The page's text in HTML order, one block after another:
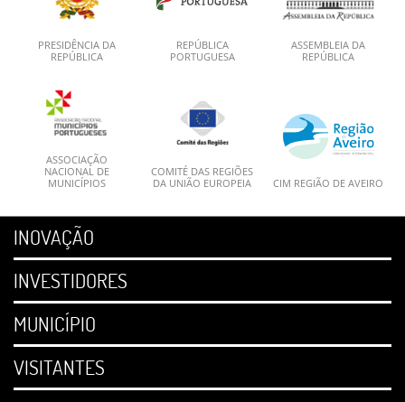
PRESIDÊNCIA DA
REPÚBLICA
REPÚBLICA
PORTUGUESA
ASSEMBLEIA DA
REPÚBLICA
ASSOCIAÇÃO
NACIONAL DE
MUNICÍPIOS
COMITÉ DAS REGIÕES
DA UNIÃO EUROPEIA
CIM REGIÃO DE AVEIRO
INOVAÇÃO
INVESTIDORES
MUNICÍPIO
VISITANTES